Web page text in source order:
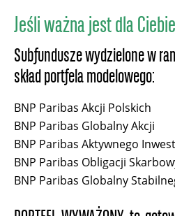
Jeśli ważna jest dla
Subfundusze wydzielone w
skład portfela modelowego:
BNP Paribas Akcji Polskich
BNP Paribas Globalny Akcji
BNP Paribas Aktywnego
BNP Paribas Obligacji
BNP Paribas Globalny